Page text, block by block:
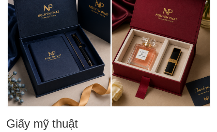
Giấy mỹ thuật